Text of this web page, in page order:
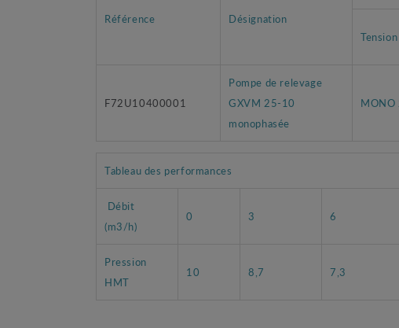
Référence Désignation
Tension
F72U10400001
Pompe de relevage
GXVM 25-10
monophasée
MONO
Tableau des performances
Débit
(m3/h)
0 3 6
Pression
HMT
10 8,7 7,3